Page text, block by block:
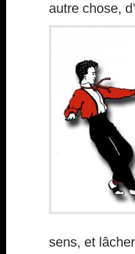
autre chose,
sens, et